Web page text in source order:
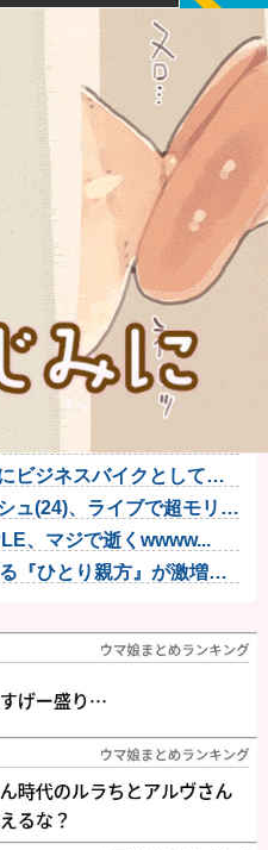
末路ｗｗｗｗｗｗｗｗｗ
イオテロレベルのやらか
体、エッッッッッッッッッ
スブター』開発者絶望、
←これさぁ、先発リリー
けよう!」とか言い出した
勝率、限界突破ｗｗｗｗ
」が全巻100円ｗｗｗｗ
な難しくなくね？近隣店
僚から「自サバ女かと思
ビジネスバイクとしての
ュ(24)、ライブで超モリマ
、マジで逝くwwww...
る『ひとり親方』が激増